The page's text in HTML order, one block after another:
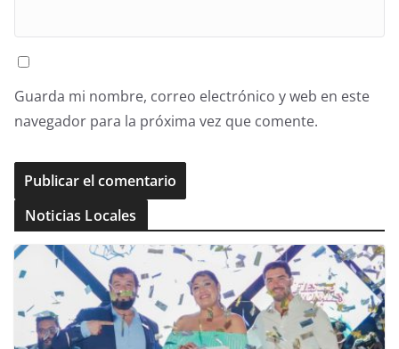
Guarda mi nombre, correo electrónico y web en este
navegador para la próxima vez que comente.
Noticias Locales